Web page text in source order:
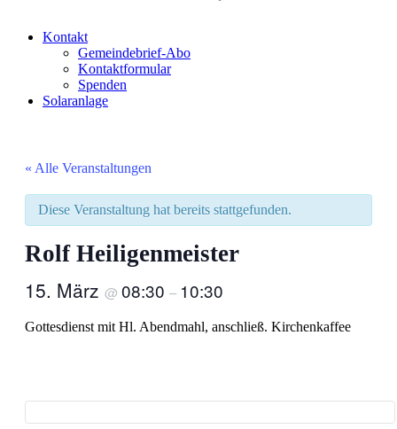
Kontakt
Gemeindebrief-Abo
Kontaktformular
Spenden
Solaranlage
« Alle Veranstaltungen
Diese Veranstaltung hat bereits stattgefunden.
Rolf Heiligenmeister
15. März @ 08:30 – 10:30
Gottesdienst mit Hl. Abendmahl, anschließ. Kirchenkaffee